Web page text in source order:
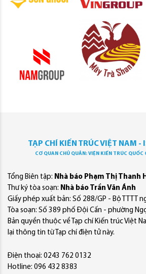
TẠP CHÍ KIẾN TRÚC VIỆT NAM -
CƠ QUAN CHỦ QUẢN: VIỆN KIẾN TRÚC QUỐC
Tổng Biên tập: Nhà báo Phạm Thị Thanh
Thư ký tòa soạn: Nhà báo Trần Văn Ánh
Giấy phép xuất bản: Số 288/GP - Bộ TTTT
Tòa soạn: Số 389 phố Đội Cấn - phường
Bản quyền thuộc về Tạp chí Kiến trúc Việt
lại thông tin từ Tạp chí điện tử này.
Điện thoại: 0243 762 0132
Hotline: 096 432 8383